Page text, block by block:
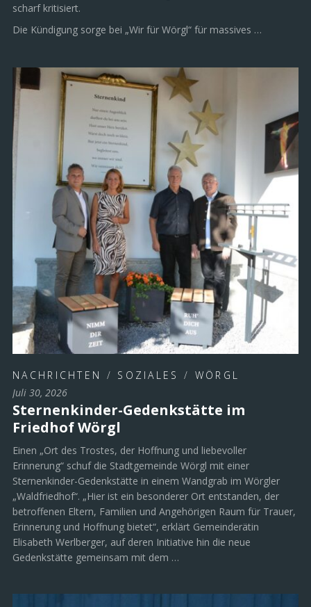
scharf kritisiert.
Die Kündigung sorge bei „Wir für Wörgl“ für massives …
NACHRICHTEN / SOZIALES / WÖRGL
Juli 30, 2026
Sternenkinder-Gedenkstätte im
Friedhof Wörgl
Einen „Ort des Trostes, der Hoffnung und liebevoller
Erinnerung“ schuf die Stadtgemeinde Wörgl mit einer
Sternenkinder-Gedenkstätte in einem Wandgrab im Wörgler
„Waldfriedhof“. „Hier ist ein besonderer Ort entstanden, der
betroffenen Eltern, Familien und Angehörigen Raum für Trauer,
Erinnerung und Hoffnung bietet“, erklärt Gemeinderätin
Elisabeth Werlberger, auf deren Initiative hin die neue
Gedenkstätte gemeinsam mit dem …